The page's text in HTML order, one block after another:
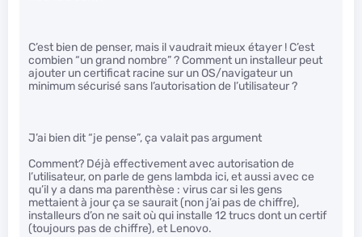
C’est bien de penser, mais il vaudrait mieux étayer ! C’est
combien “un grand nombre” ? Comment un installeur peut
ajouter un certificat racine sur un OS/navigateur un
minimum sécurisé sans l’autorisation de l’utilisateur ?
J’ai bien dit “je pense”, ça valait pas argument
Comment? Déjà effectivement avec autorisation de
l’utilisateur, on parle de gens lambda ici, et aussi avec ce
qu’il y a dans ma parenthèse : virus car si les gens
mettaient à jour ça se saurait (non j’ai pas de chiffre),
installeurs d’on ne sait où qui installe 12 trucs dont un certif
(toujours pas de chiffre), et Lenovo.